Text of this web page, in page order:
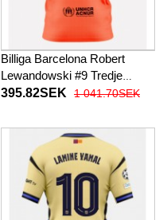
Billiga Barcelona Robert
Lewandowski #9 Tredje
fotbollskläder 2025-26
395.82SEK 1 041.70SEK